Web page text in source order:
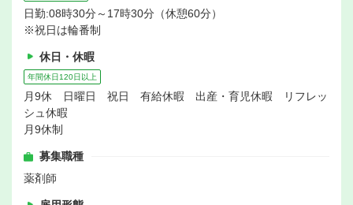
日勤:08時30分～17時30分（休憩60分）
※祝日は輪番制
休日・休暇
年間休日120日以上
月9休 日曜日 祝日 有給休暇 出産・育児休暇 リフレッ
シュ休暇
月9休制
募集職種
薬剤師